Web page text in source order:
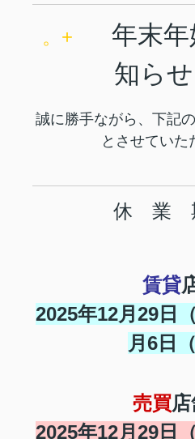
。+
年末
知らせ
誠に勝手ながら、下記
とさせていた
休 業
賃貸
2025年12月29日
月6日
売買
2025年12月29日